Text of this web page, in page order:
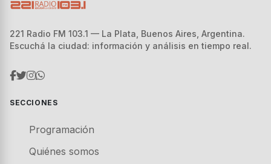
221 Radio FM 103.1 — La Plata, Buenos Aires, Argentina.
Escuchá la ciudad: información y análisis en tiempo real.
SECCIONES
Programación
Quiénes somos